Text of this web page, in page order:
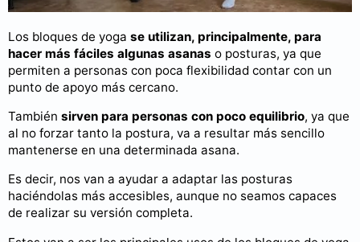
Los bloques de yoga se utilizan, principalmente, para
hacer más fáciles algunas asanas o posturas, ya que
permiten a personas con poca flexibilidad contar con un
punto de apoyo más cercano.
También sirven para personas con poco equilibrio, ya que
al no forzar tanto la postura, va a resultar más sencillo
mantenerse en una determinada asana.
Es decir, nos van a ayudar a adaptar las posturas
haciéndolas más accesibles, aunque no seamos capaces
de realizar su versión completa.